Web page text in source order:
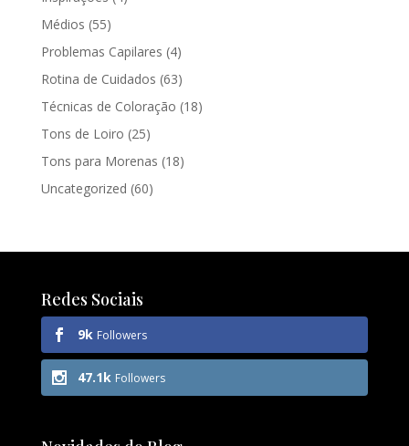
Médios (55)
Problemas Capilares (4)
Rotina de Cuidados (63)
Técnicas de Coloração (18)
Tons de Loiro (25)
Tons para Morenas (18)
Uncategorized (60)
Redes Sociais
9k Followers
47.1k Followers